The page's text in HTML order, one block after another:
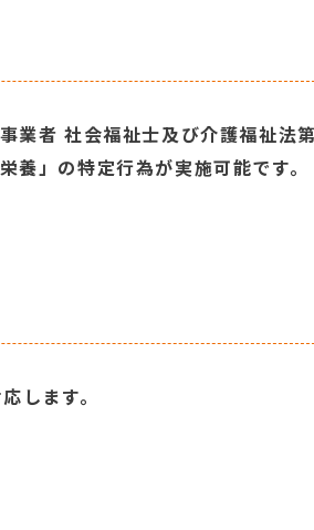
業者 社会福祉士及び介護福祉法
養」の特定行為が実施可能です。
します。